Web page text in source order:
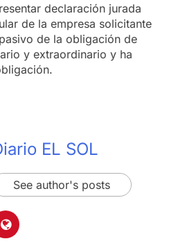
declaración jurada
de la empresa solicitante
de la obligación de
y extraordinario y ha
EL SOL
See author's posts